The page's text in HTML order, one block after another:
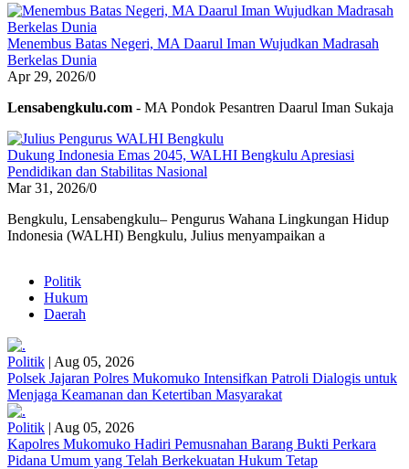
Menembus Batas Negeri, MA Daarul Iman Wujudkan Madrasah
Berkelas Dunia
Apr 29, 2026/0
Lensabengkulu.com - MA Pondok Pesantren Daarul Iman Sukaja
Dukung Indonesia Emas 2045, WALHI Bengkulu Apresiasi
Pendidikan dan Stabilitas Nasional
Mar 31, 2026/0
Bengkulu, Lensabengkulu– Pengurus Wahana Lingkungan Hidup
Indonesia (WALHI) Bengkulu, Julius menyampaikan a
Politik
Hukum
Daerah
Politik | Aug 05, 2026
Polsek Jajaran Polres Mukomuko Intensifkan Patroli Dialogis untuk
Menjaga Keamanan dan Ketertiban Masyarakat
Politik | Aug 05, 2026
Kapolres Mukomuko Hadiri Pemusnahan Barang Bukti Perkara
Pidana Umum yang Telah Berkekuatan Hukum Tetap